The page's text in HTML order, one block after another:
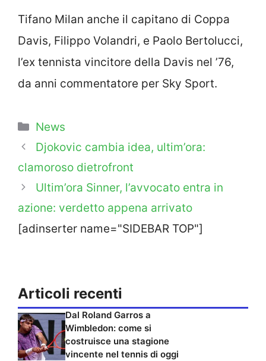
Tifano Milan anche il capitano di Coppa
Davis, Filippo Volandri, e Paolo Bertolucci,
l’ex tennista vincitore della Davis nel ’76,
da anni commentatore per Sky Sport.
Categorie
News
Djokovic cambia idea, ultim’ora:
clamoroso dietrofront
Ultim’ora Sinner, l’avvocato entra in
azione: verdetto appena arrivato
[adinserter name="SIDEBAR TOP"]
Articoli recenti
Dal Roland Garros a
Wimbledon: come si
costruisce una stagione
vincente nel tennis di oggi